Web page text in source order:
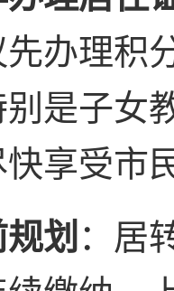
办理积
是子女
享受市
划 ：居